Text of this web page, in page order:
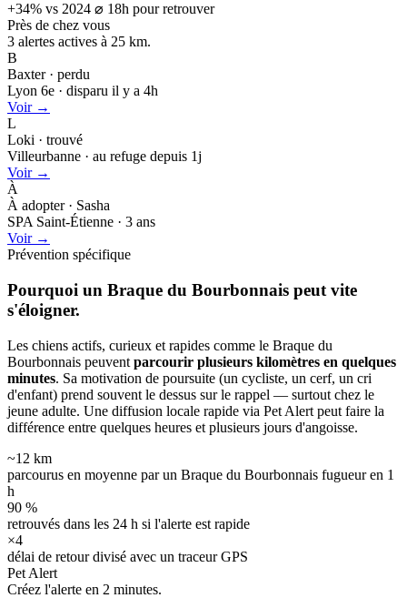
+34% vs 2024 ⌀ 18h pour retrouver
Près de chez vous
3 alertes actives à 25 km.
B
Baxter · perdu
Lyon 6e · disparu il y a 4h
Voir →
L
Loki · trouvé
Villeurbanne · au refuge depuis 1j
Voir →
À
À adopter · Sasha
SPA Saint-Étienne · 3 ans
Voir →
Prévention spécifique
Pourquoi un Braque du Bourbonnais peut vite
s'éloigner.
Les chiens actifs, curieux et rapides comme le Braque du
Bourbonnais peuvent parcourir plusieurs kilomètres en quelques
minutes. Sa motivation de poursuite (un cycliste, un cerf, un cri
d'enfant) prend souvent le dessus sur le rappel — surtout chez le
jeune adulte. Une diffusion locale rapide via Pet Alert peut faire la
différence entre quelques heures et plusieurs jours d'angoisse.
~12 km
parcourus en moyenne par un Braque du Bourbonnais fugueur en 1
h
90 %
retrouvés dans les 24 h si l'alerte est rapide
×4
délai de retour divisé avec un traceur GPS
Pet Alert
Créez l'alerte en 2 minutes.